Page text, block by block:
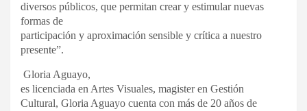
diversos públicos, que permitan crear y estimular nuevas
formas de
participación y aproximación sensible y crítica a nuestro
presente”.
Gloria Aguayo,
es licenciada en Artes Visuales, magister en Gestión
Cultural, Gloria Aguayo cuenta con más de 20 años de